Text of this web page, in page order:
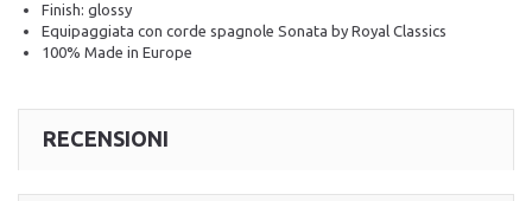
Finish: glossy
Equipaggiata con corde spagnole Sonata by Royal Classics
100% Made in Europe
RECENSIONI